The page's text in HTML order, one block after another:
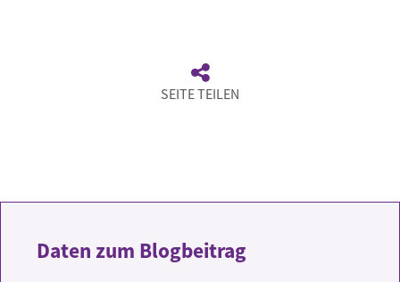
SEITE TEILEN
Daten zum Blogbeitrag